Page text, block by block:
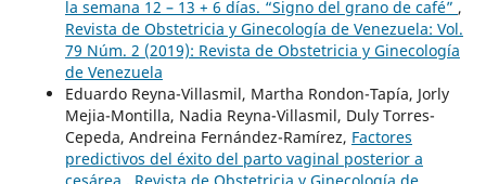
la semana 12 – 13 + 6 días. “Signo del grano de café” ,
Revista de Obstetricia y Ginecología de Venezuela: Vol.
79 Núm. 2 (2019): Revista de Obstetricia y Ginecología
de Venezuela
Eduardo Reyna-Villasmil, Martha Rondon-Tapía, Jorly
Mejia-Montilla, Nadia Reyna-Villasmil, Duly Torres-
Cepeda, Andreina Fernández-Ramírez, Factores
predictivos del éxito del parto vaginal posterior a